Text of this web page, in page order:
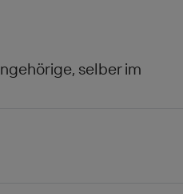
selber im